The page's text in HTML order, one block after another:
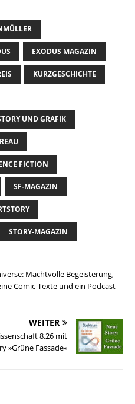
EXODUS MAGAZIN
KURZGESCHICHTE
UND GRAFIK
FICTION
SF-MAGAZIN
STORY-MAGAZIN
Machtvolle Begeisterung,
Comic-Texte und ein Podcast-
WEITER
8.26 mit
»Grüne Fassade«